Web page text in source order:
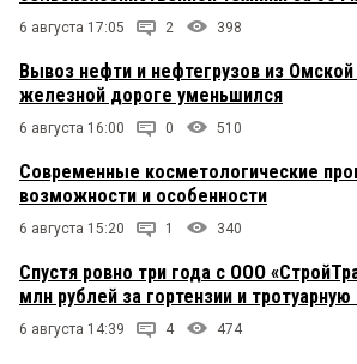
6 августа 17:05 2 398
Вывоз нефти и нефтегрузов из Омской
железной дороге уменьшился
6 августа 16:00 0 510
Современные косметологические
возможности и особенности
6 августа 15:20 1 340
Спустя ровно три года с ООО
млн рублей за гортензии и тротуарную
6 августа 14:39 4 474